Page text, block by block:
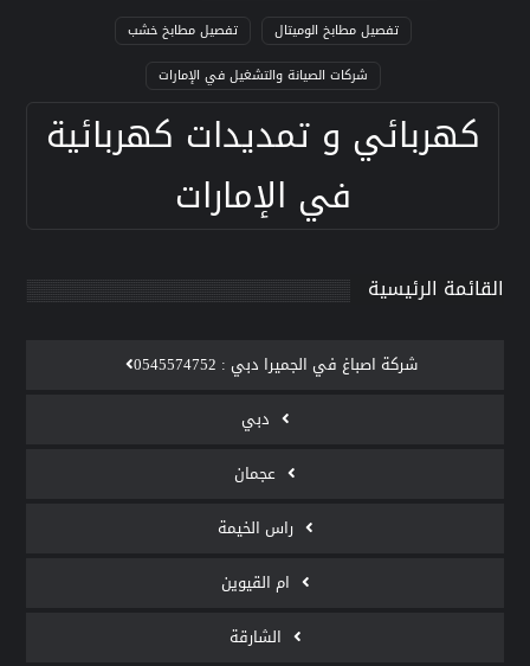
تفصيل مطابخ الوميتال
تفصيل مطابخ خشب
شركات الصيانة والتشغيل في الإمارات
كهربائي و تمديدات كهربائية
في الإمارات
القائمة الرئيسية
‫شركة اصباغ في الجميرا دبي : 0545574752
دبي
عجمان
راس الخيمة
ام القيوين
الشارقة